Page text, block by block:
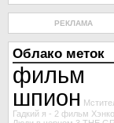
РЕКЛАМА
Облако меток
фильм
шпион
Гадкий я - 2 фильм